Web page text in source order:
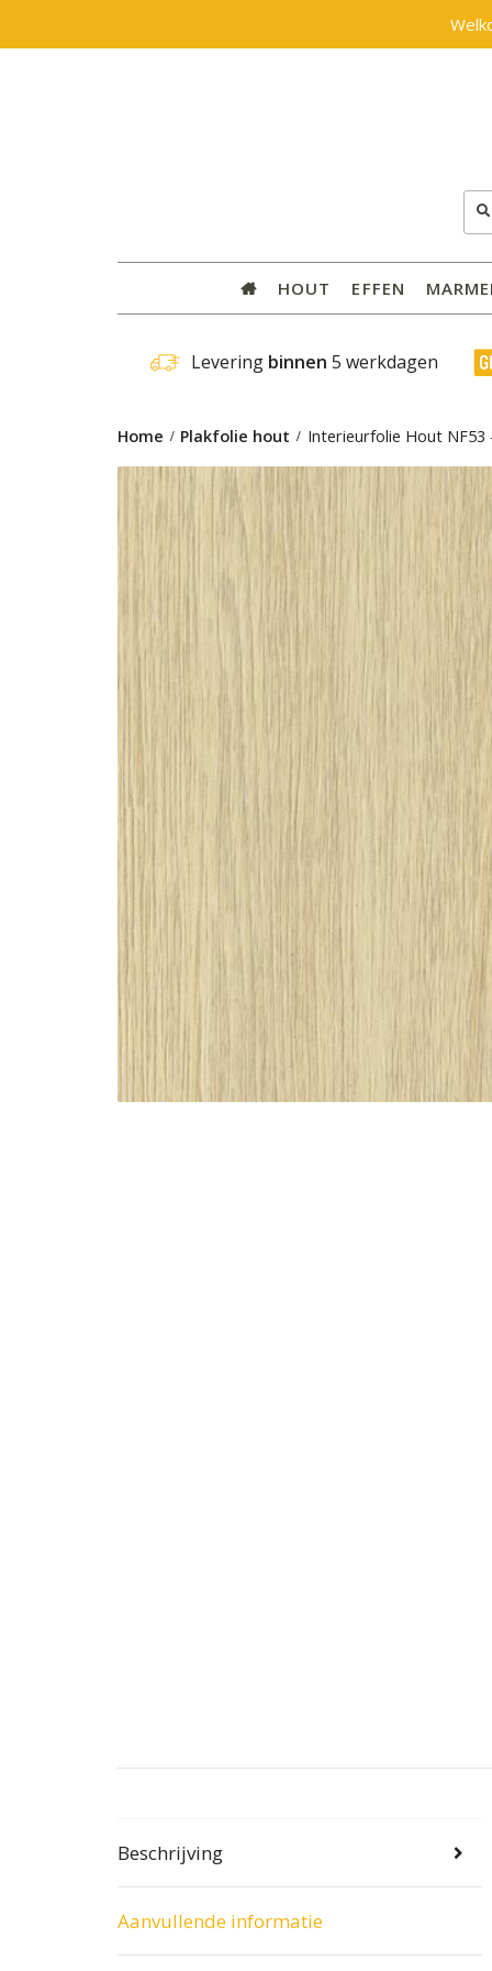
HOUT EFFEN
Levering binnen 5 werkdagen
Home Plakfolie hout Interieurfolie Hout NF53
Beschrijving
Aanvullende informatie